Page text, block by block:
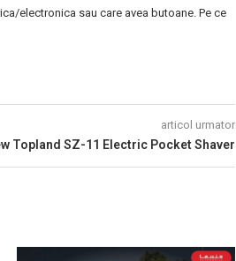
electronica sau care avea butoane. Pe ce
articol urmator
Topland SZ-11 Electric Pocket Shaver